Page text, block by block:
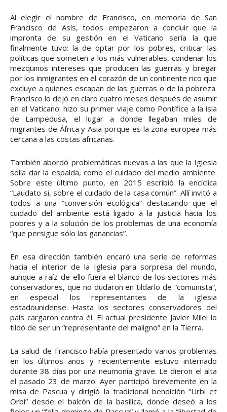
Al elegir el nombre de Francisco, en memoria de San
Francisco de Asís, todos empezaron a concluir que la
impronta de su gestión en el Vaticano sería la que
finalmente tuvo: la de optar por los pobres, criticar las
políticas que someten a los más vulnerables, condenar los
mezquinos intereses que producen las guerras y bregar
por los inmigrantes en el corazón de un continente rico que
excluye a quienes escapan de las guerras o de la pobreza.
Francisco lo dejó en claro cuatro meses después de asumir
en el Vaticano: hizo su primer viaje como Pontífice a la isla
de Lampedusa, el lugar a donde llegaban miles de
migrantes de África y Asia porque es la zona europea más
cercana a las costas africanas.
También abordó problemáticas nuevas a las que la Iglesia
solía dar la espalda, como el cuidado del medio ambiente.
Sobre este último punto, en 2015 escribió la encíclica
“Laudato si, sobre el cuidado de la casa común”. Allí invitó a
todos a una “conversión ecológica” destacando que el
cuidado del ambiente está ligado a la justicia hacia los
pobres y a la solución de los problemas de una economía
“que persigue sólo las ganancias”.
En esa dirección también encaró una serie de reformas
hacia el interior de la Iglesia para sorpresa del mundo,
aunque a raíz de ello fuera el blanco de los sectores más
conservadores, que no dudaron en tildarlo de “comunista”,
en especial los representantes de la iglesia
estadounidense. Hasta los sectores conservadores del
país cargaron contra él. El actual presidente Javier Milei lo
tildó de ser un “representante del maligno” en la Tierra.
La salud de Francisco había presentado varios problemas
en los últimos años y recientemente estuvo internado
durante 38 días por una neumonía grave. Le dieron el alta
el pasado 23 de marzo. Ayer participó brevemente en la
misa de Pascua y dirigió la tradicional bendición “Urbi et
Orbi” desde el balcón de la basílica, donde deseó a los